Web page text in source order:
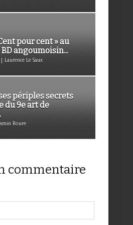
pour cent » au
angoumoisin...
Le Saux
périples secrets
du 9e art de
Roure
commentaire